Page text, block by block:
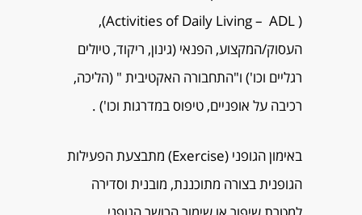
( Activities of Daily Living – ADL),
העסוק/המקצוע, הפנאי (גינון, ריקוד, טיולים
רגליים וכו') ו"התחבורה האקטיבית " (הליכה,
רכיבה על אופניים, טיפוס במדרגות וכו') .
באימון הגופני (Exercise) מתבצעת הפעילות
הגופנית בצורה מתוכננת, מובנית וסדירה